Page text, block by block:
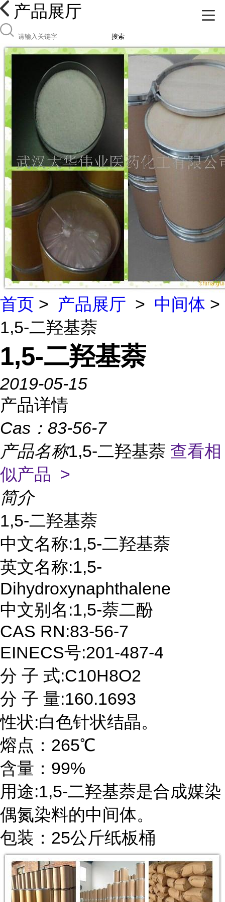
产品展厅
搜索
首页 > 产品展厅 > 中间体 >
1,5-二羟基萘
1,5-二羟基萘
2019-05-15
产品详情
Cas： 83-56-7
产品名称1,5-二羟基萘 查看相
似产品 >
简介
1,5-二羟基萘
中文名称:1,5-二羟基萘
英文名称:1,5-
Dihydroxynaphthalene
中文别名:1,5-萘二酚
CAS RN:83-56-7
EINECS号:201-487-4
分 子 式:C10H8O2
分 子 量:160.1693
性状:白色针状结晶。
熔点：265℃
含量：99%
用途:1,5-二羟基萘是合成媒染
偶氮染料的中间体。
包装：25公斤纸板桶